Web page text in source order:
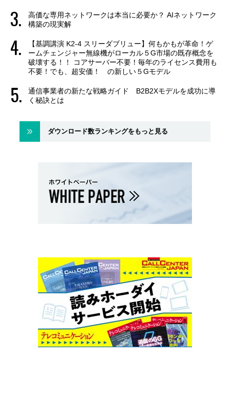
高価な専用ネットワークは本当に必要か？ AIネットワーク
構築の現実解
【基調講演 K2-4 スリーダブリュー】何もかもが革命！ゲ
ームチェンジャー無線機がローカル５G市場の既存概念を
破壊する！！ コアサーバー不要！毎年のライセンス費用も
不要！でも、超安価！ の新しい５Gモデル
通信事業者の新たな戦略ガイド B2B2Xモデルを成功に導
く秘訣とは
ダウンロード数ランキングをもっと見る